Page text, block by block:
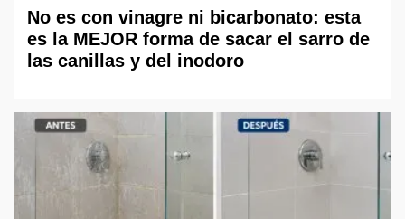
No es con vinagre ni bicarbonato: esta
es la MEJOR forma de sacar el sarro de
las canillas y del inodoro